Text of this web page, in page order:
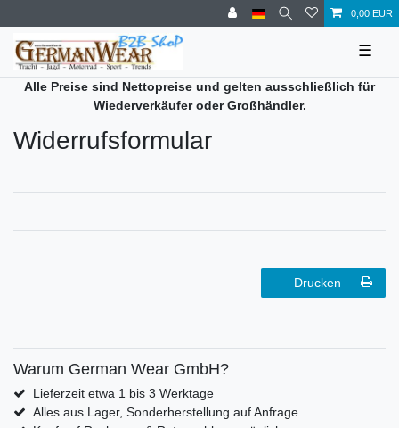
0,00 EUR
☰
Alle Preise sind Nettopreise und gelten ausschließlich für
Wiederverkäufer oder Großhändler.
Widerrufs­formular
Drucken
Warum German Wear GmbH?
Lieferzeit etwa 1 bis 3 Werktage
Alles aus Lager, Sonderherstellung auf Anfrage